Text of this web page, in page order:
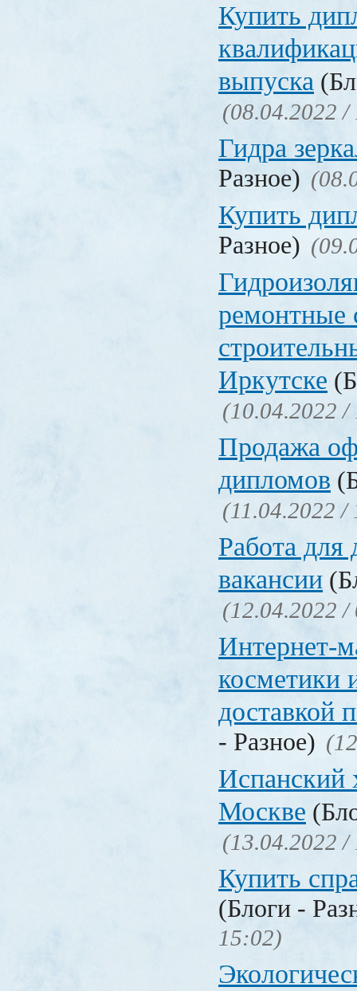
Купить
выпуска
(08.04.2022 /
Гидра
Разное)
Купить
Разное)
ремонтные
Иркутске
(10.04.2022 /
Продажа
дипломов
(11.04.2022 /
Работа для
вакансии
(12.04.2022 /
Интернет-
косметики
доставкой
- Разное)
Испанский
Москве
(13.04.2022 /
Купить
(Блоги -
15:02)